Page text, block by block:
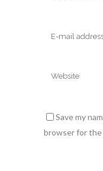
Save my
browser for